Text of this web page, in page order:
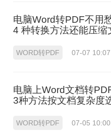
电脑Word转PDF不用
4 种转换方法还能压缩
WORD转PDF 07-07 10:07
电脑上Word文档转
3种方法按文档复杂度
WORD转PDF 07-05 10:00